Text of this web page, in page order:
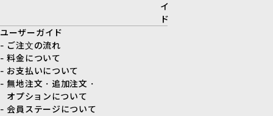
イ
ド
ユーザーガイド
- ご注文の流れ
- 料金について
- お支払いについて
- 無地注文・追加注文・
オプションについて
- 会員ステージについて